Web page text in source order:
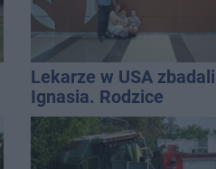
Lekarze w USA zbadali
Ignasia. Rodzice
przekazali wieści